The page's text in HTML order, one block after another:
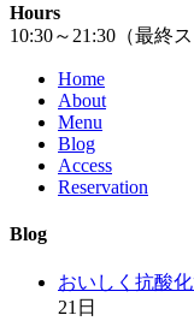
Hours
10:30～21:30（最終
Home
About
Menu
Blog
Access
Reservation
Blog
おいしく抗酸
21日